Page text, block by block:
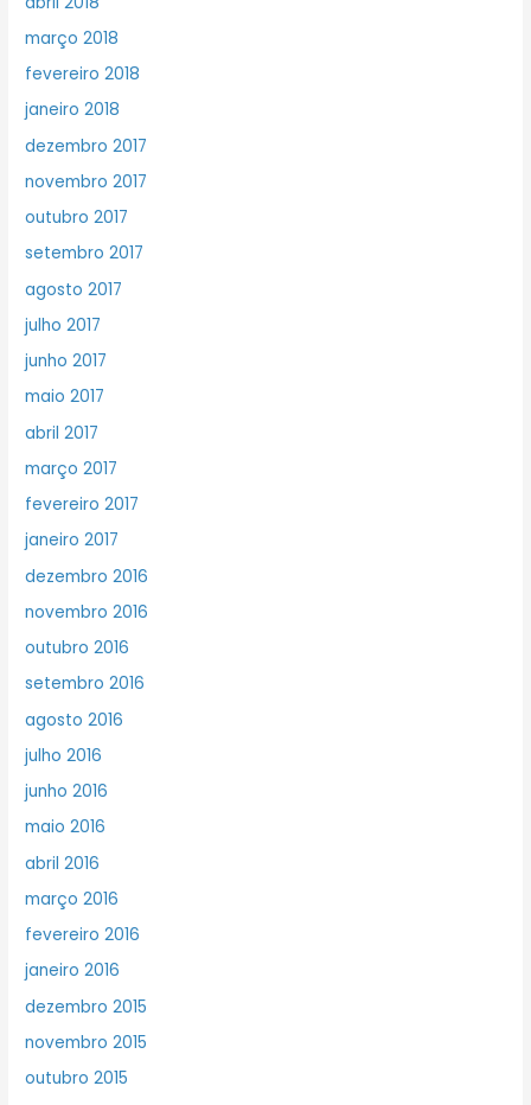
março 2018
fevereiro 2018
janeiro 2018
dezembro 2017
novembro 2017
outubro 2017
setembro 2017
agosto 2017
julho 2017
junho 2017
maio 2017
abril 2017
março 2017
fevereiro 2017
janeiro 2017
dezembro 2016
novembro 2016
outubro 2016
setembro 2016
agosto 2016
julho 2016
junho 2016
maio 2016
abril 2016
março 2016
fevereiro 2016
janeiro 2016
dezembro 2015
novembro 2015
outubro 2015